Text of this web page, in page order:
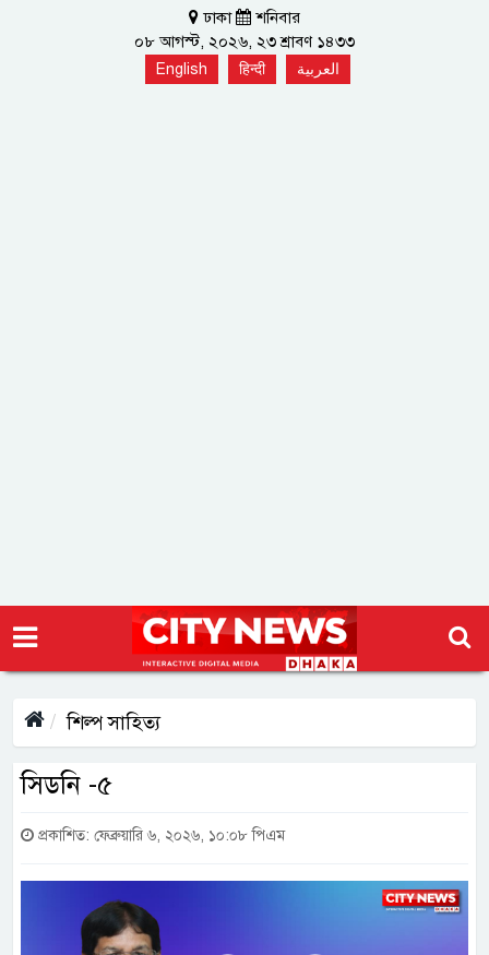
ঢাকা
শনিবার
০৮ আগস্ট, ২০২৬, ২৩ শ্রাবণ ১৪৩৩
English हिन्दी العربية
শিল্প সাহিত্য
সিডনি -৫
প্রকাশিত: ফেব্রুয়ারি ৬, ২০২৬, ১০:০৮ পিএম